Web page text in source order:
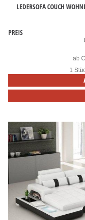
LEDERSOFA COUCH
PREIS
ab
1